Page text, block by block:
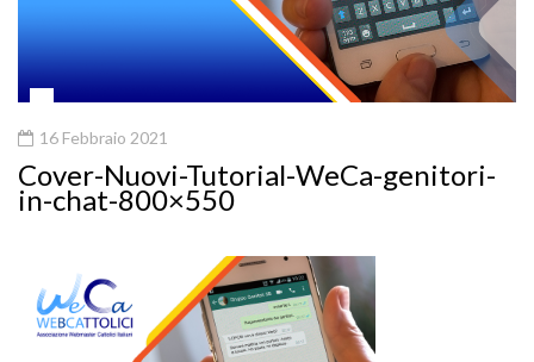
16 Febbraio 2021
Cover-Nuovi-Tutorial-WeCa-genitori-
in-chat-800×550